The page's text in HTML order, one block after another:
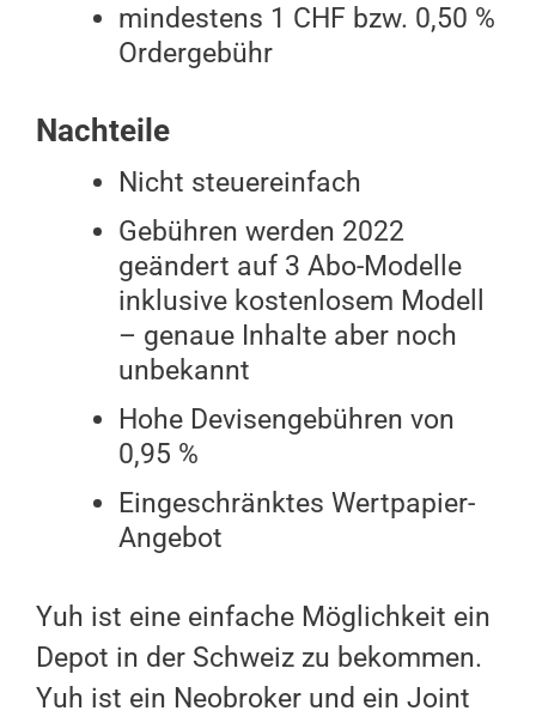
mindestens 1 CHF bzw. 0,50 %
Ordergebühr
Nachteile
Nicht steuereinfach
Gebühren werden 2022
geändert auf 3 Abo-Modelle
inklusive kostenlosem Modell
– genaue Inhalte aber noch
unbekannt
Hohe Devisengebühren von
0,95 %
Eingeschränktes Wertpapier-
Angebot
Yuh ist eine einfache Möglichkeit ein
Depot in der Schweiz zu bekommen.
Yuh ist ein Neobroker und ein Joint